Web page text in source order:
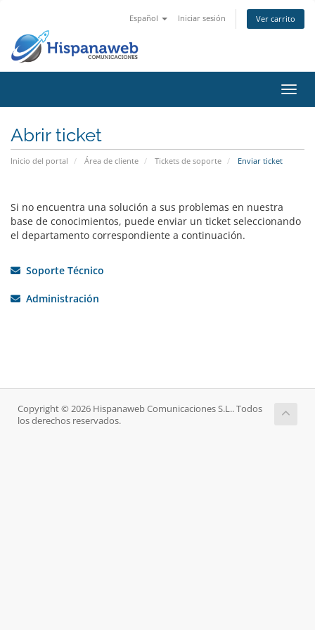
Español Iniciar sesión Ver carrito
Abrir ticket
Inicio del portal Área de cliente Tickets de soporte Enviar ticket
Si no encuentra una solución a sus problemas en nuestra
base de conocimientos, puede enviar un ticket seleccionando
el departamento correspondiente a continuación.
Soporte Técnico
Administración
Copyright © 2026 Hispanaweb Comunicaciones S.L.. Todos
los derechos reservados.